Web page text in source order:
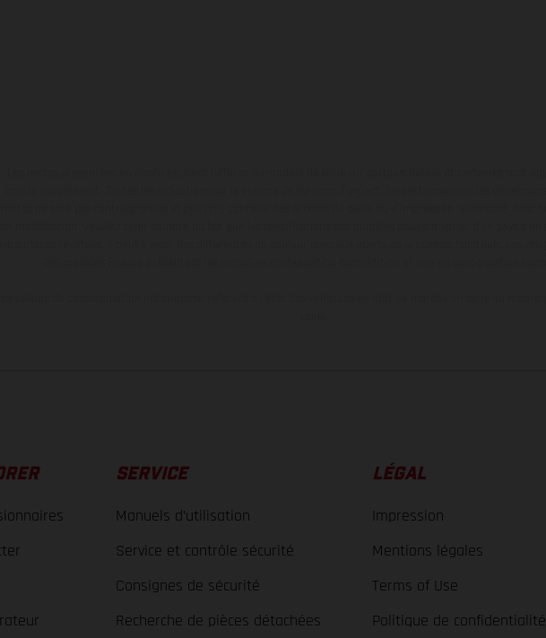
SERVICE
Manuels d’utilisation
Service et contrôle sécurité
Consignes de sécurité
Recherche de pièces détachées
LÉGAL
Impression
Mentions légales
Terms of Use
Politique de confidentialité